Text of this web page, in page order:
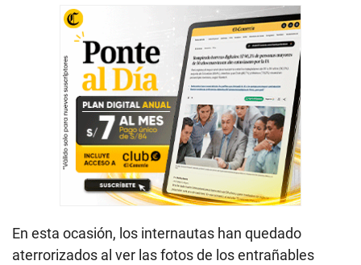
En esta ocasión, los internautas han quedado
aterrorizados al ver las fotos de los entrañables